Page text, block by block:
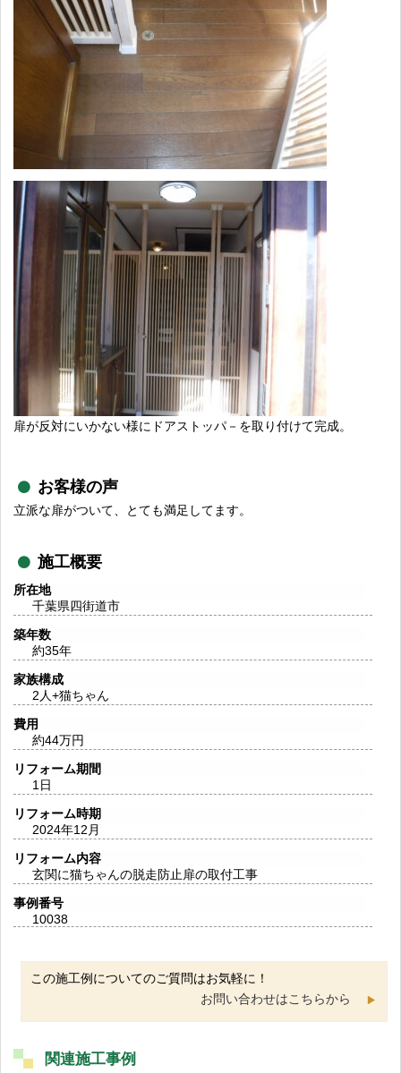
扉が反対にいかない様にドアストッパ－を取り付けて完成。
お客様の声
立派な扉がついて、とても満足してます。
施工概要
所在地
千葉県四街道市
築年数
約35年
家族構成
2人+猫ちゃん
費用
約44万円
リフォーム期間
1日
リフォーム時期
2024年12月
リフォーム内容
玄関に猫ちゃんの脱走防止扉の取付工事
事例番号
10038
この施工例についてのご質問はお気軽に！
お問い合わせはこちらから
関連施工事例